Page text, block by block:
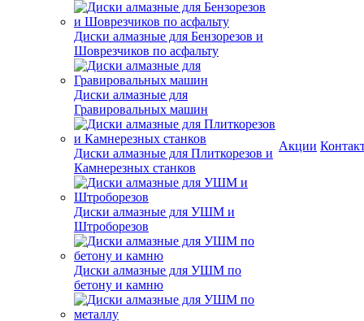
Диски алмазные для Бензорезов и
Шоврезчиков по асфальту
Диски алмазные для
Гравировальных машин
Диски алмазные для Плиткорезов и
Камнерезных станков
Диски алмазные для УШМ и
Штроборезов
Диски алмазные для УШМ по
бетону и камню
Акции